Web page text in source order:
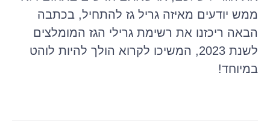
ממש יודעים מאיזה גריל גז להתחיל, בכתבה
הבאה ריכזנו את רשימת גרילי הגז המומלצים
לשנת 2023, המשיכו לקרוא הולך להיות לוהט
במיוחד!